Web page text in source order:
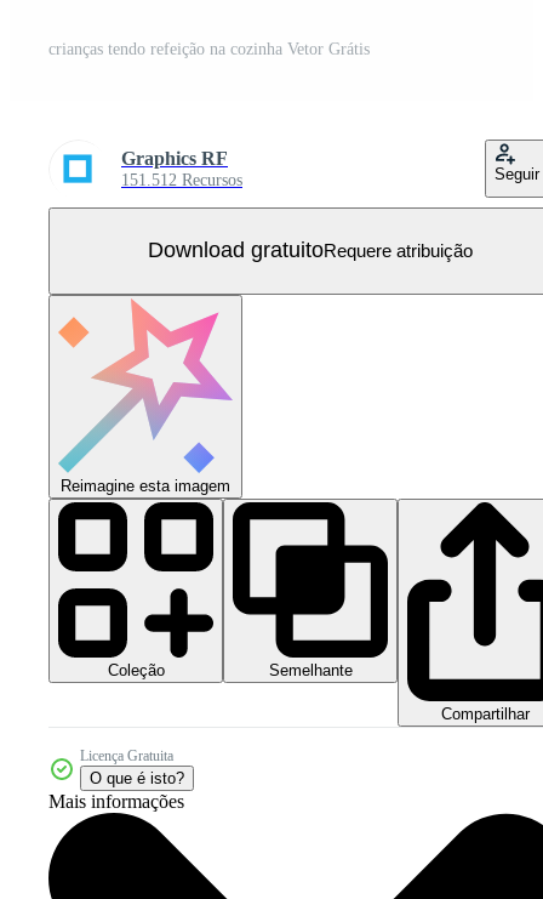
crianças tendo refeição na cozinha Vetor Grátis
Graphics RF
151.512 Recursos Seguir
Download gratuitoRequere atribuição
Reimagine esta imagem
Coleção Semelhante
Compartilhar
Licença Gratuita
O que é isto?
Mais informações